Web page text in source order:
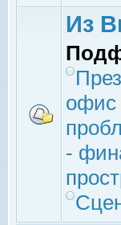
Из
офис
-